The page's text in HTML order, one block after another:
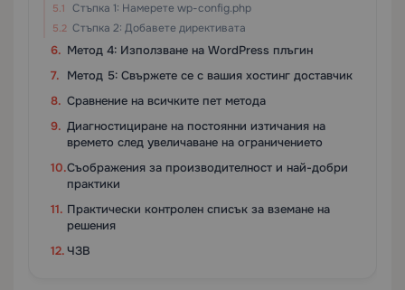
Стъпка 1: Намерете wp-config.php
Стъпка 2: Добавете директивата
Метод 4: Използване на WordPress плъгин
Метод 5: Свържете се с вашия хостинг доставчик
Сравнение на всичките пет метода
Диагностициране на постоянни изтичания на
времето след увеличаване на ограничението
Съображения за производителност и най-добри
практики
Практически контролен списък за вземане на
решения
ЧЗВ